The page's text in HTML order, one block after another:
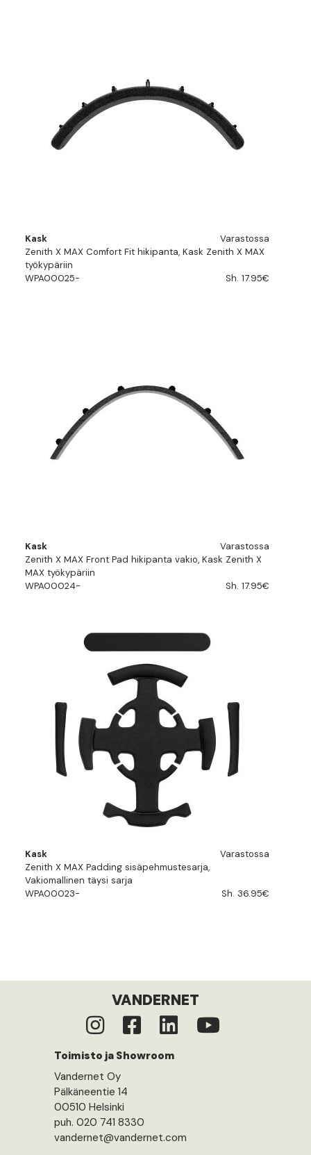
Kask
Varastossa
Zenith X MAX Comfort Fit hikipanta, Kask Zenith X MAX
työkypäriin
WPA00025-
Sh. 17.95€
Kask
Varastossa
Zenith X MAX Front Pad hikipanta vakio, Kask Zenith X
MAX työkypäriin
WPA00024-
Sh. 17.95€
Kask
Varastossa
Zenith X MAX Padding sisäpehmustesarja,
Vakiomallinen täysi sarja
WPA00023-
Sh. 36.95€
VANDERNET
Toimisto ja Showroom
Vandernet Oy
Pälkäneentie 14
00510 Helsinki
puh. 020 741 8330
vandernet@vandernet.com